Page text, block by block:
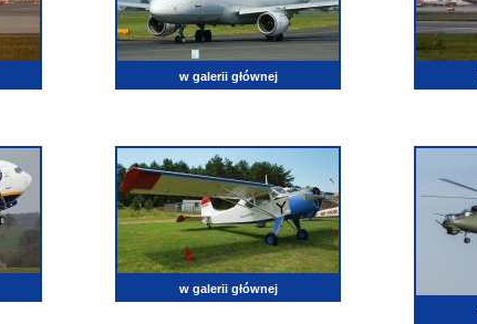
w galerii głównej
w galerii głównej